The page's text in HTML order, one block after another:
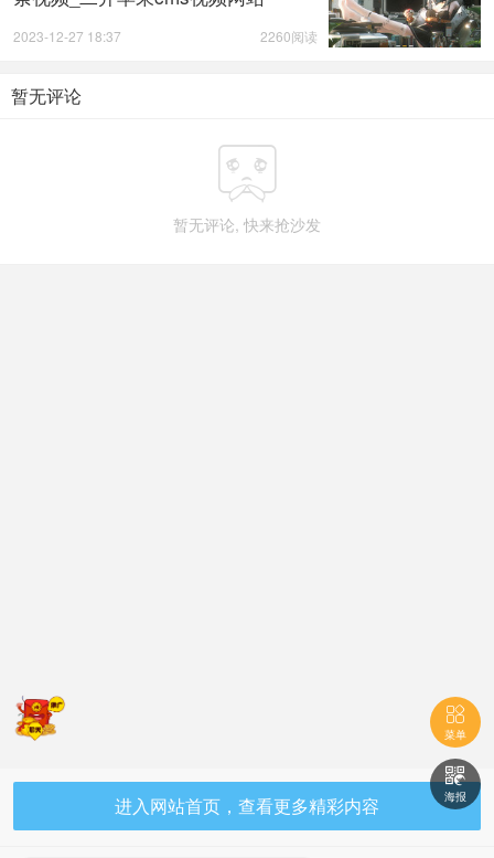
2260阅读
2023-12-27 18:37
暂无评论

暂无评论, 快来抢沙发
进入网站首页，查看更多精彩内容

菜单

海报